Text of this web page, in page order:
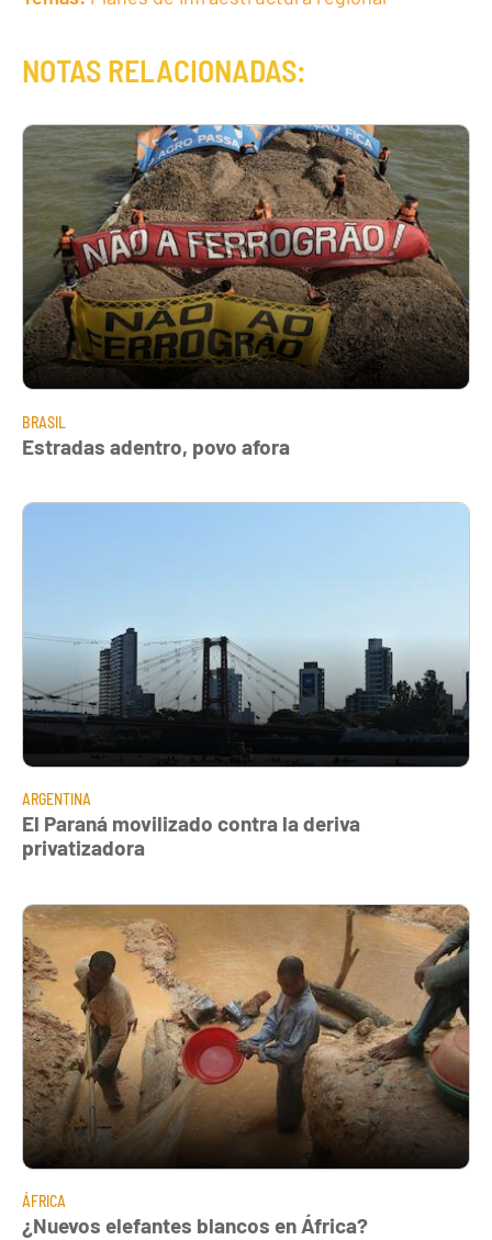
NOTAS RELACIONADAS:
BRASIL
Estradas adentro, povo afora
ARGENTINA
El Paraná movilizado contra la deriva
privatizadora
ÁFRICA
¿Nuevos elefantes blancos en África?